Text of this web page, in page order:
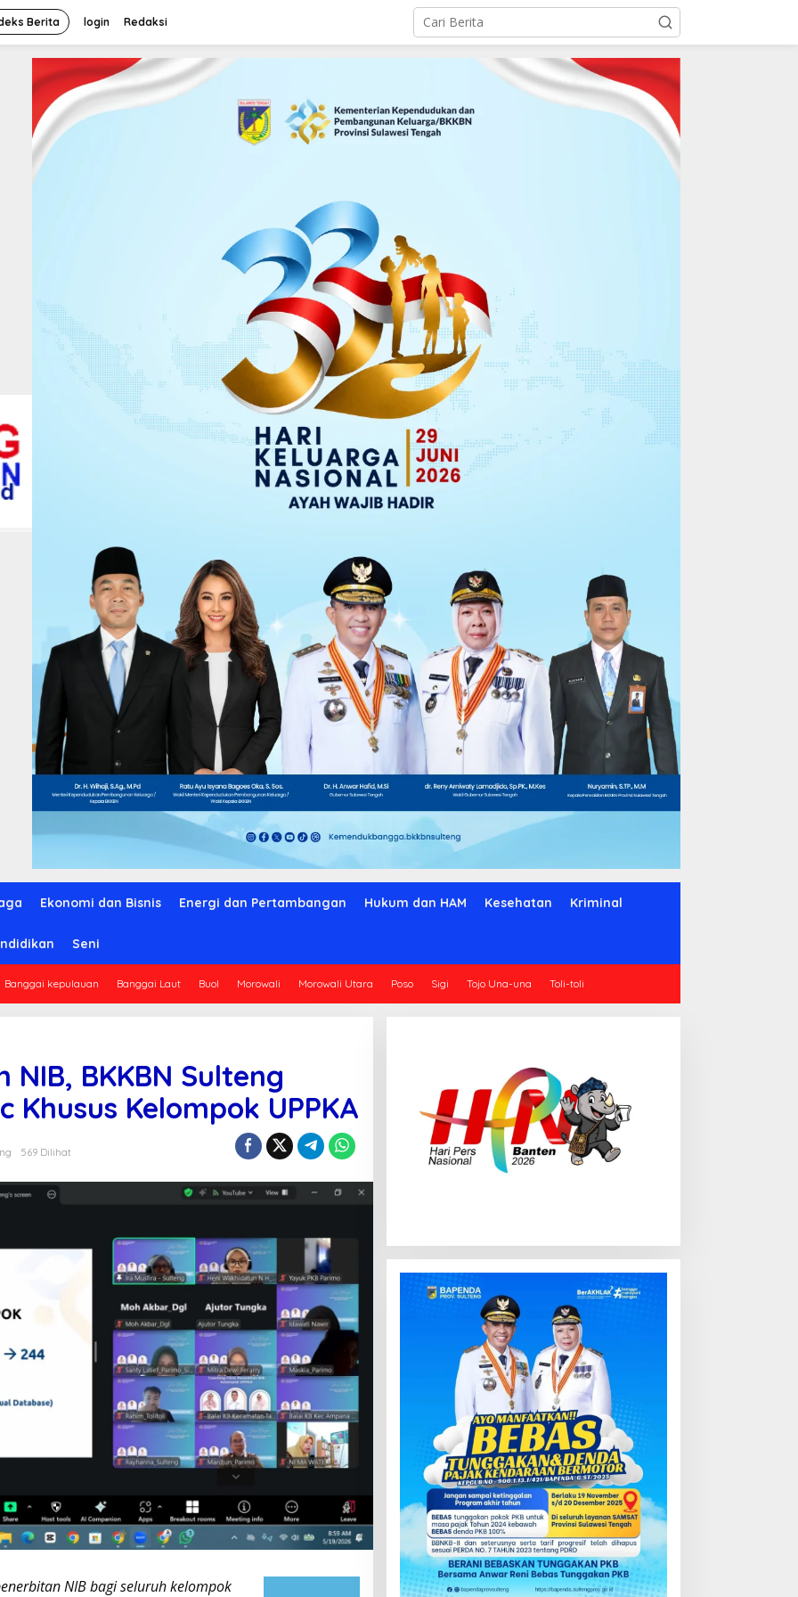
Berita login Redaksi
Ekonomi dan Bisnis Energi dan Pertambangan Hukum dan HAM Kesehatan Kriminal
Seni
Banggai kepulauan Banggai Laut Buol Morowali Morowali Utara Poso Sigi Tojo Una-una Toli-toli
BKKBN Sulteng
Khusus Kelompok UPPKA
569 Dilihat
NIB bagi seluruh kelompok